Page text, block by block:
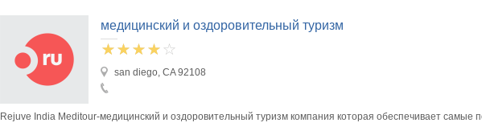
медицинский и оздоровительный туризм
san diego, CA 92108
Rejuve India Meditour-медицинский и оздоровительный туризм компания которая обеспечивает самые